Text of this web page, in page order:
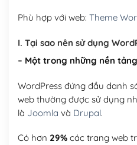
Hosting 3GB SSD (1
Hosting 5GB SSD (1
Hosting 8GB SSD (1 năm)
Phù hợp với web: Theme
I. Tại sao nên sử dụng
– Một trong những nền
WordPress đứng đầu danh
web thường được sử dụng
là Joomla và Drupal.
Có hơn 29%các trang web